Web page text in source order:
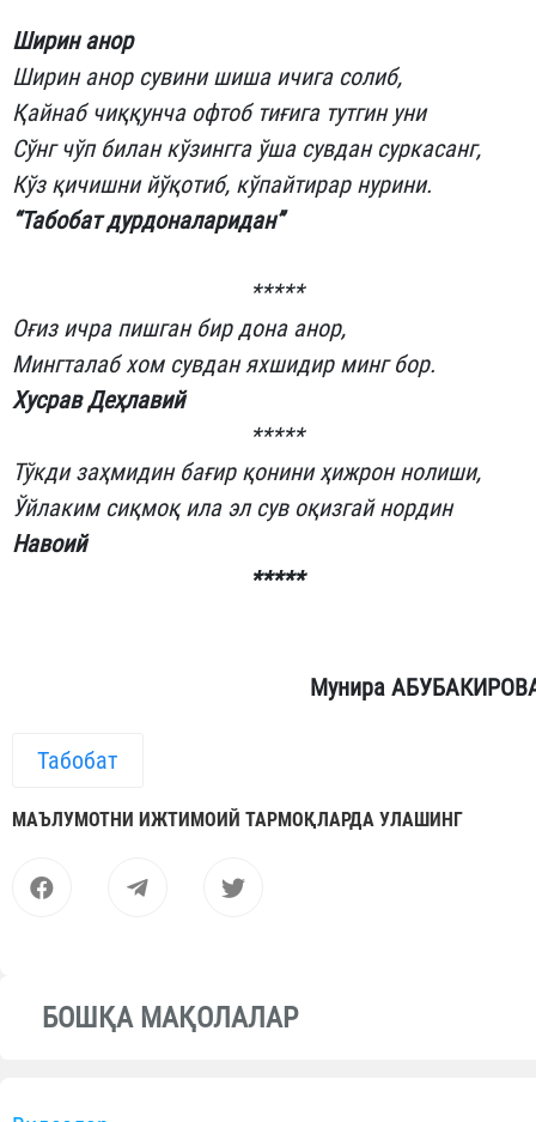
Ширин анор
Ширин анор сувини шиша ичига солиб,
Қайнаб чиққунча офтоб тиғига тутгин уни
Сўнг чўп билан кўзингга ўша сувдан суркасанг,
Кўз қичишни йўқотиб, кўпайтирар нурини.
“Табобат дурдоналаридан”
*****
Оғиз ичра пишган бир дона анор,
Мингталаб хом сувдан яхшидир минг бор.
Хусрав Деҳлавий
*****
Тўкди заҳмидин бағир қонини ҳижрон нолиши,
Ўйлаким сиқмоқ ила эл сув оқизгай нордин
Навоий
*****
Мунира
Табобат
МАЪЛУМОТНИ ИЖТИМОИЙ ТАРМОҚЛАРДА УЛАШИНГ
БОШҚА МАҚОЛАЛАР